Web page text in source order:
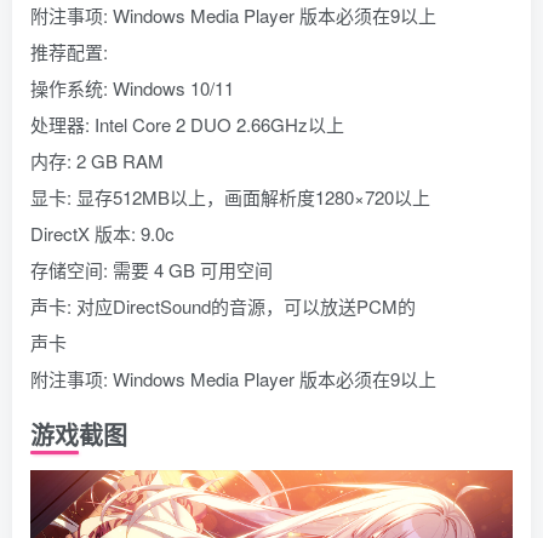
附注事项: Windows Media Player 版本必须在9以上
推荐配置:
操作系统: Windows 10/11
处理器: Intel Core 2 DUO 2.66GHz以上
内存: 2 GB RAM
显卡: 显存512MB以上，画面解析度1280×720以上
DirectX 版本: 9.0c
存储空间: 需要 4 GB 可用空间
声卡: 对应DirectSound的音源，可以放送PCM的
声卡
附注事项: Windows Media Player 版本必须在9以上
游戏截图